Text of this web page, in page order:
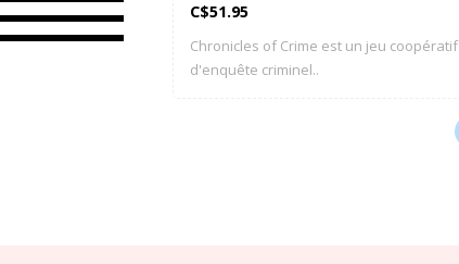
C$51.95
Chronicles of Crime est un jeu coopératif
d'enquête criminel..